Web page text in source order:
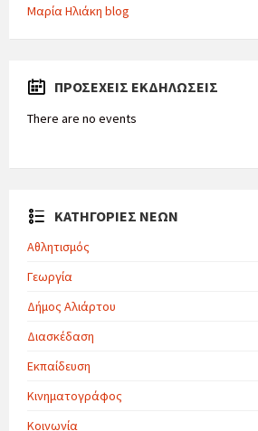
Μαρία Ηλιάκη blog
ΠΡΟΣΕΧΕΊΣ ΕΚΔΗΛΏΣΕΙΣ
There are no events
ΚΑΤΗΓΟΡΙΕΣ ΝΕΩΝ
Αθλητισμός
Γεωργία
Δήμος Αλιάρτου
Διασκέδαση
Εκπαίδευση
Κινηματογράφος
Κοινωνία